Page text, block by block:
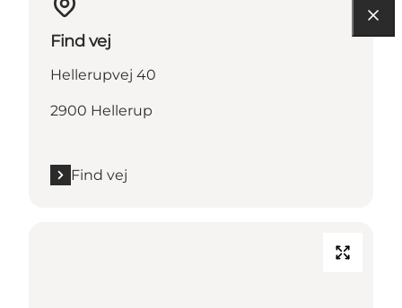
Find vej
Hellerupvej 40
2900 Hellerup
Find vej